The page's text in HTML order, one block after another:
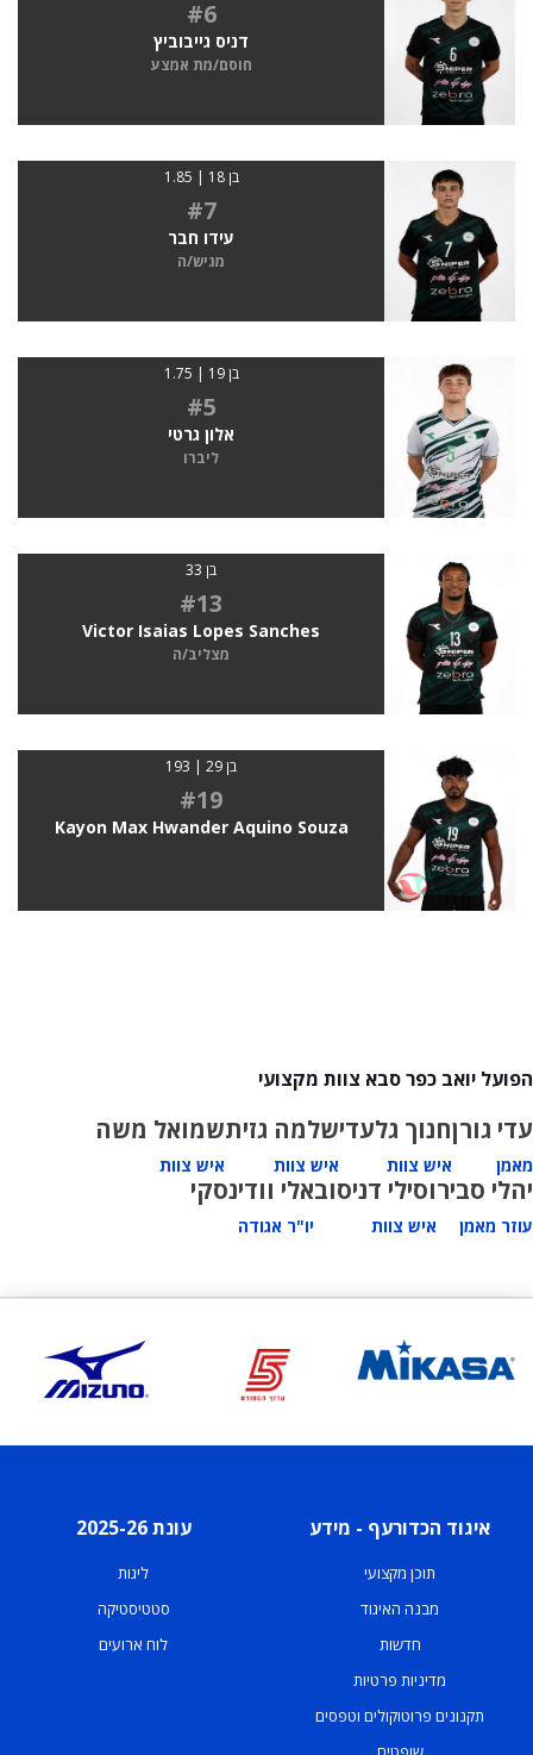
#6
דניס גייבוביץ
חוסם/מת אמצע
בן 18 | 1.85
#7
עידו חבר
מגיש/ה
בן 19 | 1.75
#5
אלון גרטי
ליברו
בן 33
#13
Victor Isaias Lopes Sanches
מצליב/ה
בן 29 | 193
#19
Kayon Max Hwander Aquino Souza
הפועל יואב כפר סבא צוות מקצועי
עדי גורן
מאמן
חנוך גלעדי
איש צוות
שלמה גזית
איש צוות
שמואל משה
איש צוות
יהלי סביר
עוזר מאמן
וסילי דניסוב
איש צוות
אלי וודינסקי
יו"ר אגודה
איגוד הכדורעף - מידע
תוכן מקצועי
מבנה האיגוד
חדשות
מדיניות פרטיות
תקנונים פרוטוקולים וטפסים
עונת 2025-26
ליגות
סטטיסטיקה
לוח ארועים